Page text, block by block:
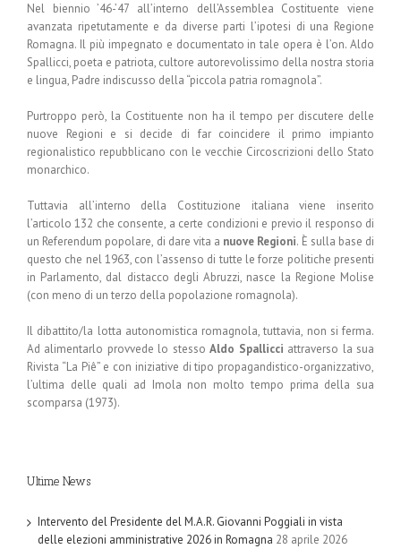
Nel biennio ’46-’47 all’interno dell’Assemblea Costituente viene
avanzata ripetutamente e da diverse parti l’ipotesi di una Regione
Romagna. Il più impegnato e documentato in tale opera è l’on. Aldo
Spallicci, poeta e patriota, cultore autorevolissimo della nostra storia
e lingua, Padre indiscusso della “piccola patria romagnola”.
Purtroppo però, la Costituente non ha il tempo per discutere delle
nuove Regioni e si decide di far coincidere il primo impianto
regionalistico repubblicano con le vecchie Circoscrizioni dello Stato
monarchico.
Tuttavia all’interno della Costituzione italiana viene inserito
l’articolo 132 che consente, a certe condizioni e previo il responso di
un Referendum popolare, di dare vita a nuove Regioni. È sulla base di
questo che nel 1963, con l’assenso di tutte le forze politiche presenti
in Parlamento, dal distacco degli Abruzzi, nasce la Regione Molise
(con meno di un terzo della popolazione romagnola).
Il dibattito/la lotta autonomistica romagnola, tuttavia, non si ferma.
Ad alimentarlo provvede lo stessoAldo Spallicci attraverso la sua
Rivista “La Piê” e con iniziative di tipo propagandistico-organizzativo,
l’ultima delle quali ad Imola non molto tempo prima della sua
scomparsa (1973).
Ultime News
Intervento del Presidente del M.A.R. Giovanni Poggiali in vista
delle elezioni amministrative 2026 in Romagna 28 aprile 2026